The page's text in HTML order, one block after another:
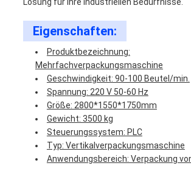
Lösung für Ihre industriellen Bedürfnisse.
Eigenschaften:
Produktbezeichnung:
Mehrfachverpackungsmaschine
Geschwindigkeit: 90-100 Beutel/min.
Spannung: 220 V 50-60 Hz
Größe: 2800*1550*1750mm
Gewicht: 3500 kg
Steuerungssystem: PLC
Typ: Vertikalverpackungsmaschine
Anwendungsbereich: Verpackung